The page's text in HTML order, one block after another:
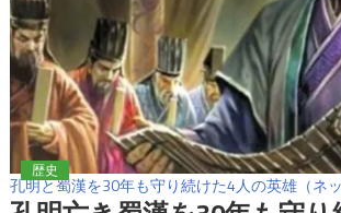
孔明と蜀漢を30年も守り続けた4人の英雄（ネッ
歴史